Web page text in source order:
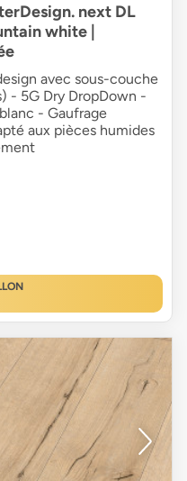
next DL
white |
avec sous-couche
- 5G Dry DropDown -
- Gaufrage
aux pièces humides